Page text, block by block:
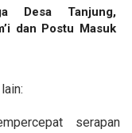
Desa Tanjung,
dan Postu Masuk
serapan